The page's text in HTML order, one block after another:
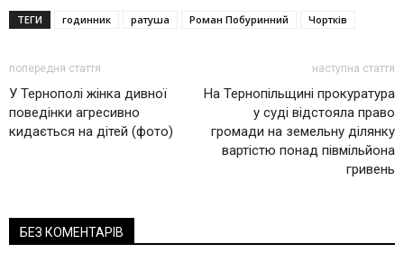
ТЕГИ годинник ратуша Роман Побуринний Чортків
попередня стаття
У Тернополі жінка дивної
поведінки агресивно
кидається на дітей (фото)
наступна стаття
На Тернопільщині прокуратура
у суді відстояла право
громади на земельну ділянку
вартістю понад півмільйона
гривень
БЕЗ КОМЕНТАРІВ